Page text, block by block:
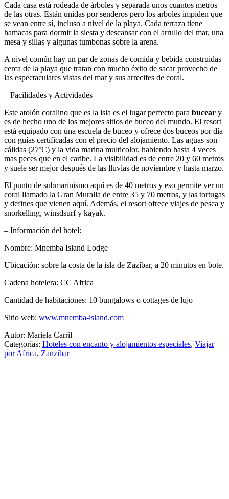
Cada casa está rodeada de árboles y separada unos cuantos metros
de las otras. Están unidas por senderos pero los arboles impiden que
se vean entre sí, incluso a nivel de la playa. Cada terraza tiene
hamacas para dormir la siesta y descansar con el arrullo del mar, una
mesa y sillas y algunas tumbonas sobre la arena.
A nivel común hay un par de zonas de comida y bebida construidas
cerca de la playa que tratan con mucho éxito de sacar provecho de
las espectaculares vistas del mar y sus arrecifes de coral.
– Facilidades y Actividades
Este atolón coralino que es la isla es el lugar perfecto para bucear y
es de hecho uno de los mejores sitios de buceo del mundo. El resort
está equipado con una escuela de buceo y ofrece dos buceos por día
con guías certificadas con el precio del alojamiento. Las aguas son
cálidas (27ºC) y la vida marina multicolor, habiendo hasta 4 veces
mas peces que en el caribe. La visibilidad es de entre 20 y 60 metros
y suele ser mejor después de las lluvias de noviembre y hasta marzo.
El punto de submarinismo aquí es de 40 metros y eso permite ver un
coral llamado la Gran Muralla de entre 35 y 70 metros, y las tortugas
y defines que vienen aquí. Además, el resort ofrece viajes de pesca y
snorkelling, winsdsurf y kayak.
– Información del hotel:
Nombre: Mnemba Island Lodge
Ubicación: sobre la costa de la isla de Zazíbar, a 20 minutos en bote.
Cadena hotelera: CC Africa
Cantidad de habitaciones: 10 bungalows o cottages de lujo
Sitio web: www.mnemba-island.com
Autor: Mariela Carril
Categorías: Hoteles con encanto y alojamientos especiales, Viajar
por Africa, Zanzibar